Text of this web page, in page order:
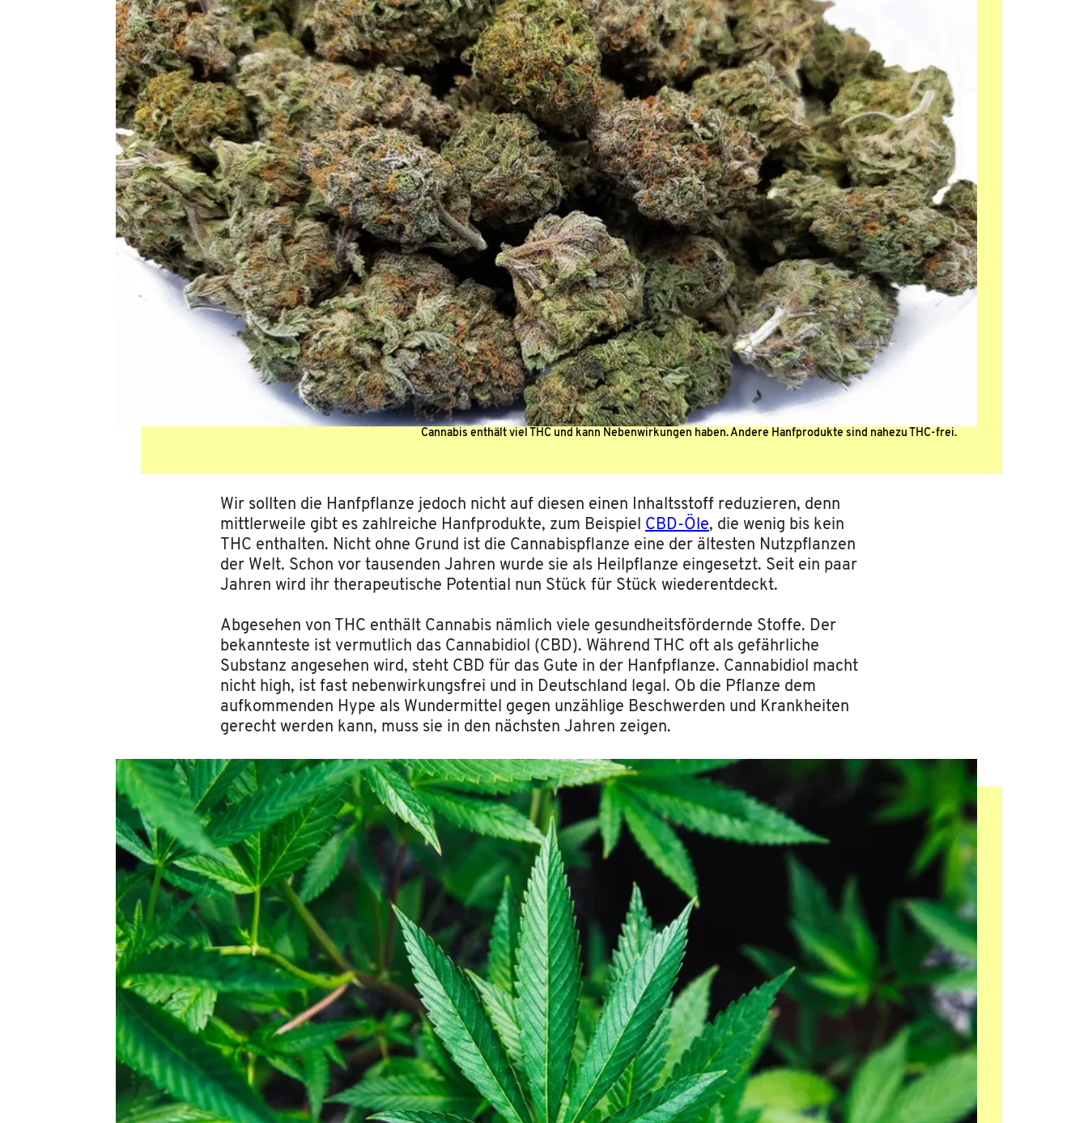
Cannabis enthält viel THC und kann Nebenwirkungen haben. Andere Hanfprodukte sind nahezu THC-frei.
Wir sollten die Hanfpflanze jedoch nicht auf diesen einen Inhaltsstoff reduzieren, denn
mittlerweile gibt es zahlreiche Hanfprodukte, zum Beispiel CBD-Öle, die wenig bis kein
THC enthalten. Nicht ohne Grund ist die Cannabispflanze eine der ältesten Nutzpflanzen
der Welt. Schon vor tausenden Jahren wurde sie als Heilpflanze eingesetzt. Seit ein paar
Jahren wird ihr therapeutische Potential nun Stück für Stück wiederentdeckt.
Abgesehen von THC enthält Cannabis nämlich viele gesundheitsfördernde Stoffe. Der
bekannteste ist vermutlich das Cannabidiol (CBD). Während THC oft als gefährliche
Substanz angesehen wird, steht CBD für das Gute in der Hanfpflanze. Cannabidiol macht
nicht high, ist fast nebenwirkungsfrei und in Deutschland legal. Ob die Pflanze dem
aufkommenden Hype als Wundermittel gegen unzählige Beschwerden und Krankheiten
gerecht werden kann, muss sie in den nächsten Jahren zeigen.